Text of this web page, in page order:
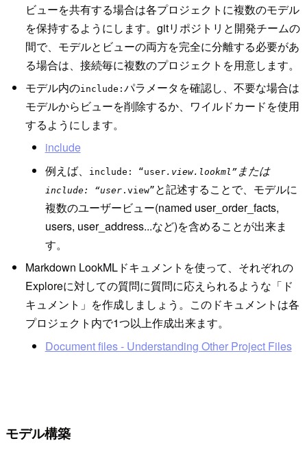
ビューを共有する場合は各プロジェクトに複数のモデル
を保持するようにします。gitリポジトリと開発チームの
間で、モデルとビューの両方を完全に分離する必要があ
る場合は、接続毎に複数のプロジェクトを用意します。
モデル内のinclude: パラメータを確認し、不要な場合は
モデルからビューを削除するか、ワイルドカードを使用
するようにします。
include
例えば、
include: “user.view.lookml”または
include: “user.view” と記述することで、モデルに
複数のユーザービュー(named user_order_facts,
users, user_address...など)を含めることが出来ま
す。
Markdown LookMLドキュメントを使って、それぞれの
Exploreに対しての質問に質問に応えられるような「ド
キュメント」を作成しましょう。このドキュメントは各
プロジェクト内で1つ以上作成出来ます。
Document files - Understanding Other Project Files
モデル構築